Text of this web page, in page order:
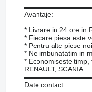
Avantaje:
* Livrare in 24 ore in
* Fiecare piesa este
* Pentru alte piese
* Ne imbunatatim in
* Economiseste timp,
RENAULT, SCANIA.
Date contact: